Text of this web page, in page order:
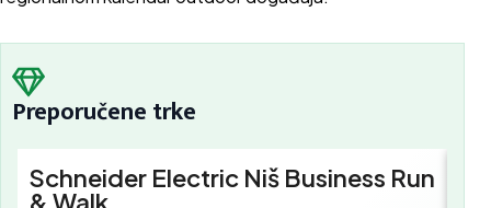
Preporučene trke
Schneider Electric Niš Business Run
& Walk